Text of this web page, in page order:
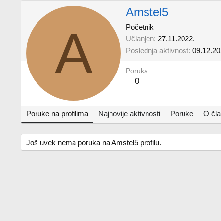
A
Amstel5
Početnik
Učlanjen 27.11.2022.
Poslednja aktivnost
Poruka
0
Poruke na profilima Najnovije aktivnosti Poruke O
Još uvek nema poruka na Amstel5 profilu.